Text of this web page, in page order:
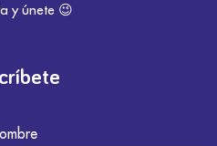
y únete 😉